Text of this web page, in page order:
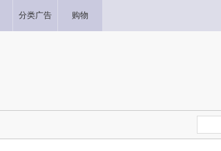
分类广告 购物